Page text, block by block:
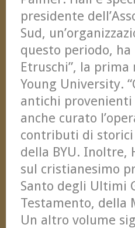
presidente
Sud,
questo periodo, ha
Etruschi”, la
Young University.
antichi provenienti
anche curato
contributi di
della BYU. Inoltre,
sul cristianesimo
Santo degli Ultimi
Testamento, della
Un altro volume